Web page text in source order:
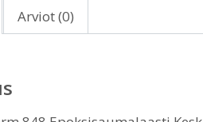
Arviot (0)